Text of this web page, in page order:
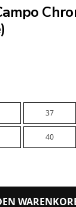
37
40